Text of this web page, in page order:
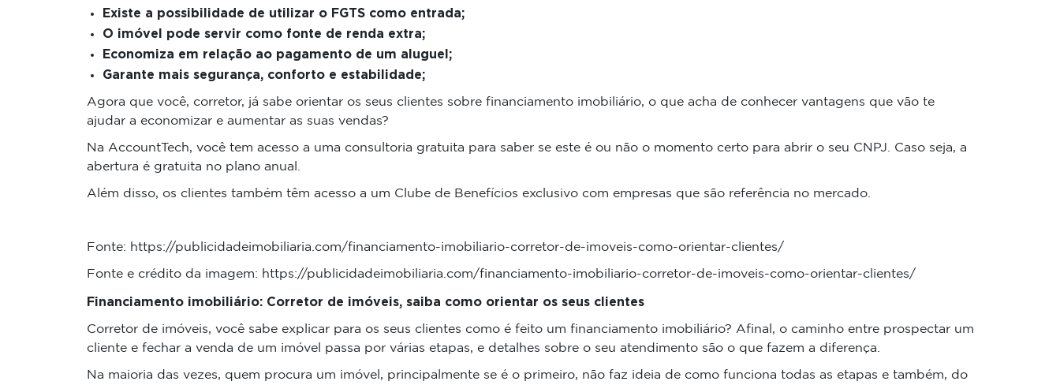
Existe a possibilidade de utilizar o FGTS como entrada;
O imóvel pode servir como fonte de renda extra;
Economiza em relação ao pagamento de um aluguel;
Garante mais segurança, conforto e estabilidade;
Agora que você, corretor, já sabe orientar os seus clientes sobre financiamento imobiliário, o que acha de conhecer vantagens que vão te
ajudar a economizar e aumentar as suas vendas?
Na AccountTech, você tem acesso a uma consultoria gratuita para saber se este é ou não o momento certo para abrir o seu CNPJ. Caso seja, a
abertura é gratuita no plano anual.
Além disso, os clientes também têm acesso a um Clube de Benefícios exclusivo com empresas que são referência no mercado.
Fonte: https://publicidadeimobiliaria.com/financiamento-imobiliario-corretor-de-imoveis-como-orientar-clientes/
Fonte e crédito da imagem: https://publicidadeimobiliaria.com/financiamento-imobiliario-corretor-de-imoveis-como-orientar-clientes/
Financiamento imobiliário: Corretor de imóveis, saiba como orientar os seus clientes
Corretor de imóveis, você sabe explicar para os seus clientes como é feito um financiamento imobiliário? Afinal, o caminho entre prospectar um
cliente e fechar a venda de um imóvel passa por várias etapas, e detalhes sobre o seu atendimento são o que fazem a diferença.
Na maioria das vezes, quem procura um imóvel, principalmente se é o primeiro, não faz ideia de como funciona todas as etapas e também, do